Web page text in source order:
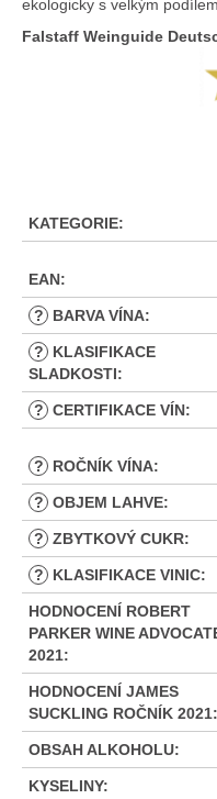
ekologicky s velkým
Falstaff Weinguide
KATEGORIE:
EAN:
? BARVA VÍNA:
?
KLASIFIKACE
SLADKOSTI:
? CERTIFIKACE VÍN:
? ROČNÍK VÍNA:
? OBJEM LAHVE:
? ZBYTKOVÝ CUKR:
? KLASIFIKACE VINIC:
HODNOCENÍ ROBERT
PARKER WINE
2021:
HODNOCENÍ JAMES
SUCKLING ROČNÍK 2021:
OBSAH ALKOHOLU:
KYSELINY: